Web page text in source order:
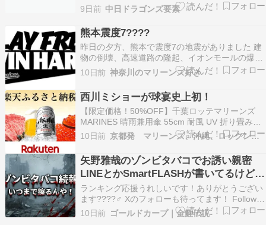
9日前 中日ドラゴンズ要素
熊本震度7????
昨日の夕方、熊本で震度7の地震がありました 建
物の倒壊、高速道路の隆起、イオンモールの爆発
など…判っているだけでも大きな被害が出ていま
す???? 島原の山が崩れたり、熊本城の石垣が崩
れたりもしているようです 夜になっても30℃あ
るようで停電地域ではエアコンも使えずです 熱中
症にも…
10日前 神奈川のマリーンズ好き
西川ミショーが球宴史上初！
【限定価格！50%OFF】千葉ロッテマリーンズ
MARINES 晴雨兼用傘 55cm 耐風 UV 折り畳み傘
グッズ ロッテ 折りたたみ傘 軽量 晴雨兼用 風に
強い 軽い コンパクト 手動 uvカット 超軽量 超撥
水 反射 撥水 日傘 丈夫 55 傘 折りたたみ価格：
1375円（…
10日前 京都発 マリーンズ、沖縄、ロックンロール、なblog
矢野雅哉のゾンビタバコでお誘い親密
LINEとかSmartFLASHが書いてるけど弱
すぎるわ
ランキング応援うれしいです！ありがとうござい
ます????‍♂️ Xのフォローも待ってます！ Follow
@gyoraidou 「さすがにもうええやろ」というの
が感想 なにが【独走第2弾】よ、もう他のとこも
10日前 ゴールドカープ｜金鯉伝説